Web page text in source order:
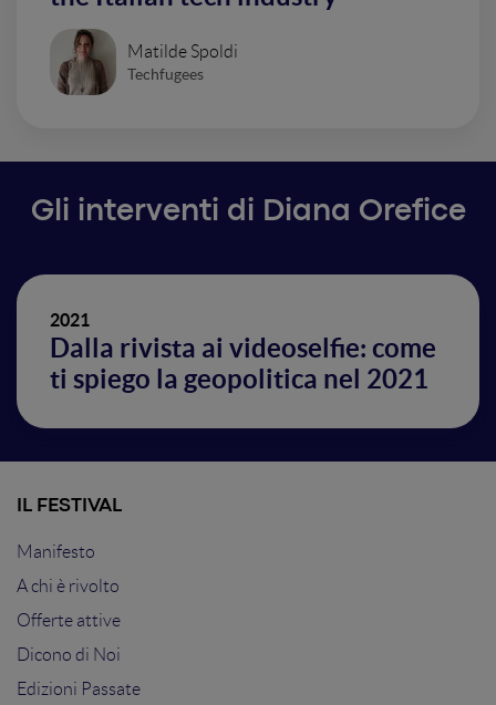
Matilde Spoldi
Techfugees
Gli interventi di Diana Orefice
2021
Dalla rivista ai videoselfie: come
ti spiego la geopolitica nel 2021
IL FESTIVAL
Manifesto
A chi è rivolto
Offerte attive
Dicono di Noi
Edizioni Passate